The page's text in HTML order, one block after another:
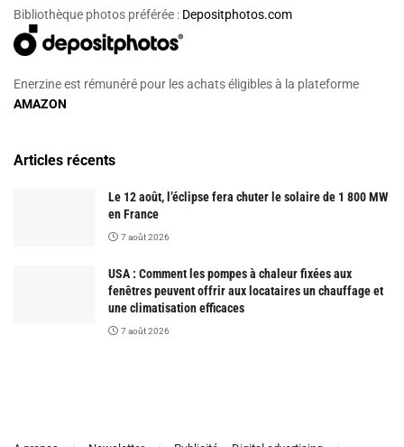
Bibliothèque photos préférée : Depositphotos.com
Enerzine est rémunéré pour les achats éligibles à la plateforme
AMAZON
Articles récents
Le 12 août, l’éclipse fera chuter le solaire de 1 800 MW
en France
7 août 2026
USA : Comment les pompes à chaleur fixées aux
fenêtres peuvent offrir aux locataires un chauffage et
une climatisation efficaces
7 août 2026